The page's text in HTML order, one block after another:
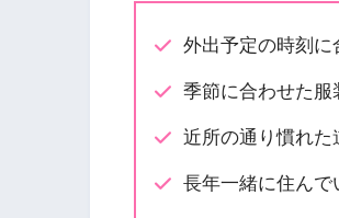
外出予定の時刻に
季節に合わせた服
近所の通り慣れた
長年一緒に住んで